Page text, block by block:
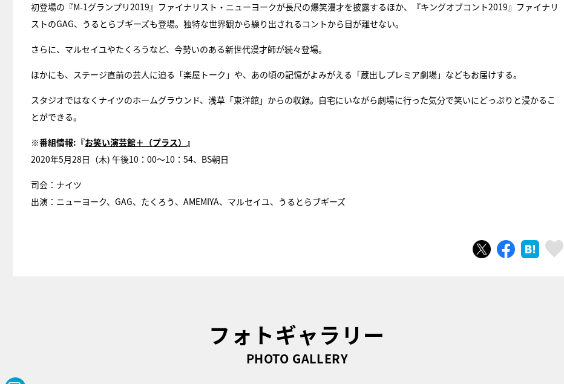
初登場の『M-1グランプリ2019』ファイナリスト・ニューヨークが長尺の爆笑漫才を披露するほか、『キングオブコント2019』ファイナリ
ストのGAG、うるとらブギーズも登場。独特な世界観から繰り出されるコントから目が離せない。
さらに、マルセイユやたくろうなど、今勢いのある新世代漫才師が続々登場。
ほかにも、ステージ直前の芸人に迫る「楽屋トーク」や、あの頃の記憶がよみがえる「蔵出しプレミア劇場」などもお届けする。
スタジオではなくナイツのホームグラウンド、浅草「東洋館」からの収録。自宅にいながら劇場に行った気分で笑いにどっぷりと浸かるこ
とができる。
※番組情報:『お笑い演芸館＋（プラス） 』
2020年5月28日（木) 午後10：00～10：54、BS朝日
司会：ナイツ
出演：ニューヨーク、GAG、たくろう、AMEMIYA、マルセイユ、うるとらブギーズ
ツイートシェア はてブ
フォトギャラリー
PHOTO GALLERY